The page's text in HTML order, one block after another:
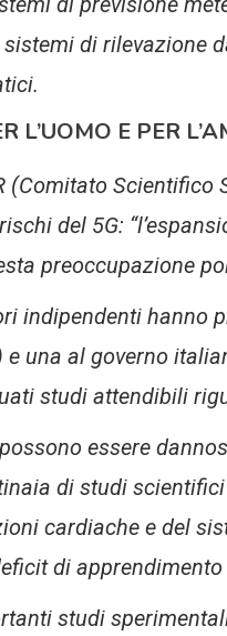
di rilevazione
L’UOMO E PER
(Comitato Scientifico
del 5G:
preoccupazione
indipendenti hanno
una al governo
studi attendibili
essere
di studi
cardiache e del
di
studi